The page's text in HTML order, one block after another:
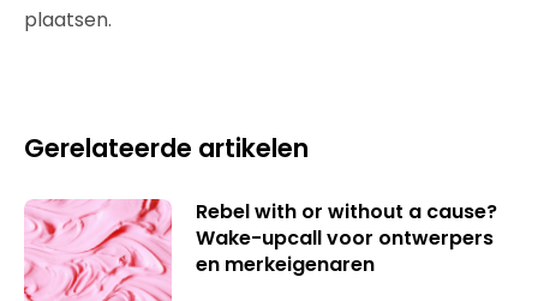
plaatsen.
Gerelateerde artikelen
Rebel with or without a cause?
Wake-upcall voor ontwerpers
en merkeigenaren